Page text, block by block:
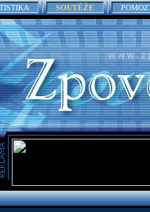
SOUTĚŽE